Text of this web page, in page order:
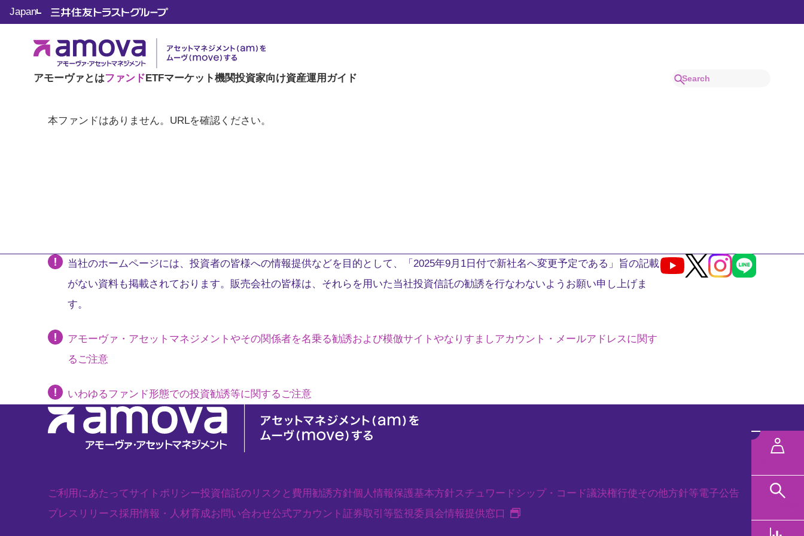
アモーヴァとはファンドETFマーケット機関投資家向け資産運用ガイド
Japan
本ファンドはありません。URLを確認ください。
メ
を
当社のホームページには、投資者の皆様への情報提供などを目的として、「2025年9月1日付で新社名へ変更予定である」旨の記載
がない資料も掲載されております。販売会社の皆様は、それらを用いた当社投資信託の勧誘を行なわないようお願い申し上げま
す。
アモーヴァ・アセットマネジメントやその関係者を名乗る勧誘および模倣サイトやなりすましアカウント・メールアドレスに関す
るご注意
いわゆるファンド形態での投資勧誘等に関するご注意
Youtube
X Instagram
LINE
ご利用にあたってサイトポリシー投資信託のリスクと費用勧誘方針個人情報保護基本方針スチュワードシップ・コード議決権行使その他方針等電子公告
プレスリリース採用情報・人材育成お問い合わせ公式アカウント 証券取引等監視委員会情報提供窓口